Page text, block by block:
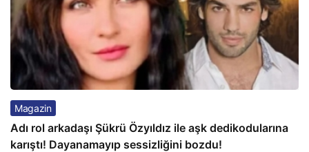
Magazin
Adı rol arkadaşı Şükrü Özyıldız ile aşk dedikodularına
karıştı! Dayanamayıp sessizliğini bozdu!